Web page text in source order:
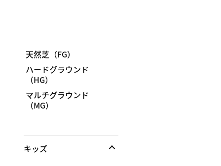
天然芝（FG）
ハードグラウンド
（HG）
マルチグラウンド
（MG）
キッズ